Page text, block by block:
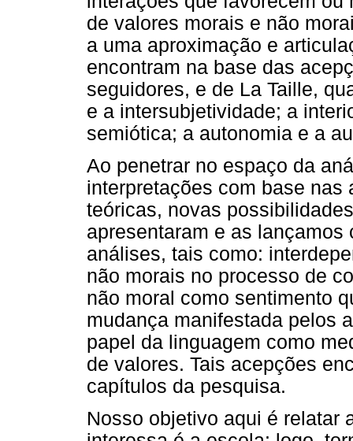
de valores morais e não
a uma aproximação e
encontram na base das
seguidores, e de La Taille,
e a intersubjetividade; a
semiótica; a autonomia e a
Ao penetrar no espaço da
interpretações com base
teóricas, novas
apresentaram e as
análises, tais como:
não morais no processo de
não moral como sentimento
mudança manifestada pelos
papel da linguagem como
de valores. Tais acepções
capítulos da pesquisa.
Nosso objetivo aqui é relatar